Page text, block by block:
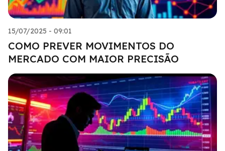
15/07/2025 - 09:01
COMO PREVER MOVIMENTOS DO
MERCADO COM MAIOR PRECISÃO